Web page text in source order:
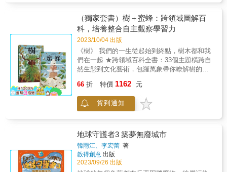
破壞，於是大家立刻前往亞馬孫熱帶雨林阻止
伐伐幹壞事。在森林中，伐伐一面砍伐樹木並
將樹木賣掉，一面燃燒森林開荒。面對熊熊的
大火，阿俊立刻通過人工降雨熄滅森林大火，
阻止森林持續燃燒。 小哲、萌地球以及紅麗一
起毀掉了伐伐的砍伐機器，有效阻止了他對熱
帶雨林的持續破壞。森林精靈也加入了森林守
護者同盟，與大家一起守護森林。 &
（獨家套書）樹＋蜜蜂：跨領域圖解百
科，培養整合自主觀察學習力
2023/10/04 出版
《樹》 我們的一生從起始到終點，樹木都和我
們在一起 ★跨領域百科全書：33個主題橫跨自
然生態到文化藝術，包羅萬象帶你瞭解樹的所
文字，一跨頁一主題，精彩內容完整吸收，提
升閱讀理解力 ★激發無窮好奇心：有趣知識點
燃探索世界的動機，幫助孩子培養整合跨科的
能錯過的樹木圖文書 ★愛地球人人有責：透過
書中的溫柔提醒反思人類和樹木的關係，從小
養成珍惜資源的好習慣 2018波蘭知名環境友善
媒體「生態街」票選年度最佳童書 2018波蘭出
版協會兒童與青少年書籍類「最美的童書」 英
66 折 特價 1162 元
貨到通知
地球守護者3 築夢無廢城市
韓雨江、李宏蕾 著
啟得創意 出版
2023/09/26 出版